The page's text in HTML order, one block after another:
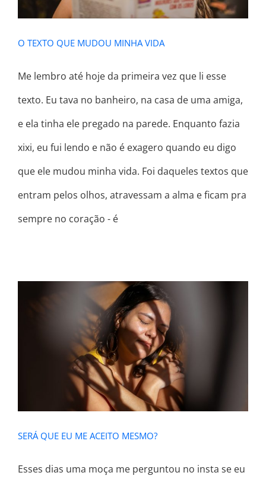
O TEXTO QUE MUDOU MINHA VIDA
Me lembro até hoje da primeira vez que li esse
texto. Eu tava no banheiro, na casa de uma amiga,
e ela tinha ele pregado na parede. Enquanto fazia
xixi, eu fui lendo e não é exagero quando eu digo
que ele mudou minha vida. Foi daqueles textos que
entram pelos olhos, atravessam a alma e ficam pra
sempre no coração - é
SERÁ QUE EU ME ACEITO MESMO?
SERÁ QUE EU ME ACEITO MESMO?
Esses dias uma moça me perguntou no insta se eu